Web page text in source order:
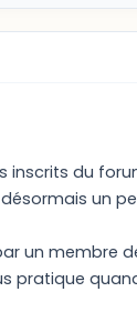
inscrits du
un
un membre
pratique